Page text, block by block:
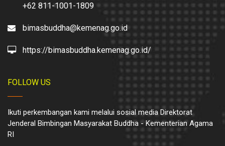
+62 811-1001-1809
bimasbuddha@kemenag.go.id
https://bimasbuddha.kemenag.go.id/
FOLLOW US
Ikuti perkembangan kami melalui sosial media Direktorat
Jenderal Bimbingan Masyarakat Buddha - Kementerian Agama
RI